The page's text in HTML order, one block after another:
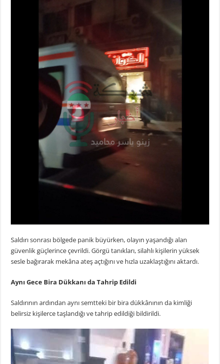
Saldırı sonrası bölgede panik büyürken, olayın yaşandığı alan
güvenlik güçlerince çevrildi. Görgü tanıkları, silahlı kişilerin yüksek
sesle bağırarak mekâna ateş açtığını ve hızla uzaklaştığını aktardı.
Aynı Gece Bira Dükkanı da Tahrip Edildi
Saldırının ardından aynı semtteki bir bira dükkânının da kimliği
belirsiz kişilerce taşlandığı ve tahrip edildiği bildirildi.